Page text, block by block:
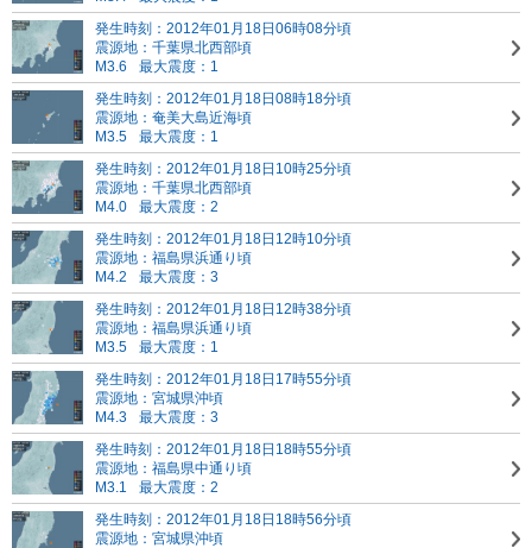
発生時刻：2012年01月18日06時08分頃
震源地：千葉県北西部頃
M3.6
最大震度：1
発生時刻：2012年01月18日08時18分頃
震源地：奄美大島近海頃
M3.5
最大震度：1
発生時刻：2012年01月18日10時25分頃
震源地：千葉県北西部頃
M4.0
最大震度：2
発生時刻：2012年01月18日12時10分頃
震源地：福島県浜通り頃
M4.2
最大震度：3
発生時刻：2012年01月18日12時38分頃
震源地：福島県浜通り頃
M3.5
最大震度：1
発生時刻：2012年01月18日17時55分頃
震源地：宮城県沖頃
M4.3
最大震度：3
発生時刻：2012年01月18日18時55分頃
震源地：福島県中通り頃
M3.1
最大震度：2
発生時刻：2012年01月18日18時56分頃
震源地：宮城県沖頃